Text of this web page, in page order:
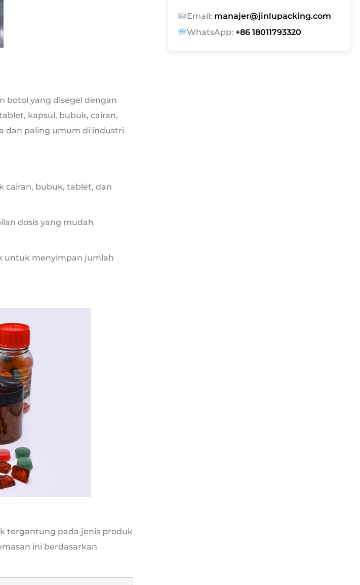
Email: manajer@jinlupacking.com
WhatsApp: +86 18011793320
botol yang disegel dengan
kapsul, bubuk, cairan,
dan paling umum di industri
cairan, bubuk, tablet, dan
dosis yang mudah
untuk menyimpan jumlah
tergantung pada jenis produk
ini berdasarkan